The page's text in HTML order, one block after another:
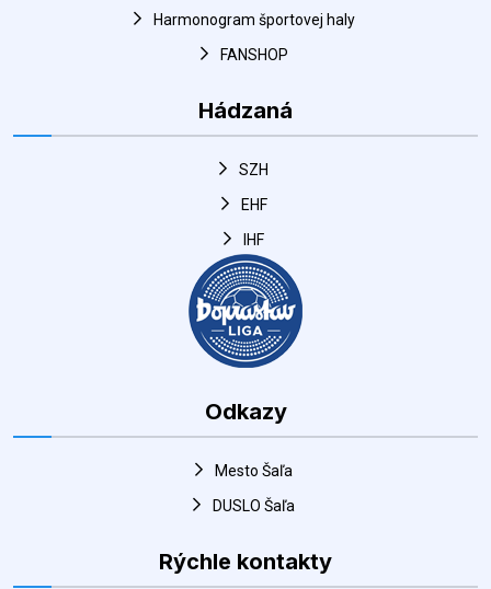
Hádzaná
EHF
Odkazy
DUSLO Šaľa
Rýchle kontakty
Horná 30, Šaľa 927 01, Slovenská republika